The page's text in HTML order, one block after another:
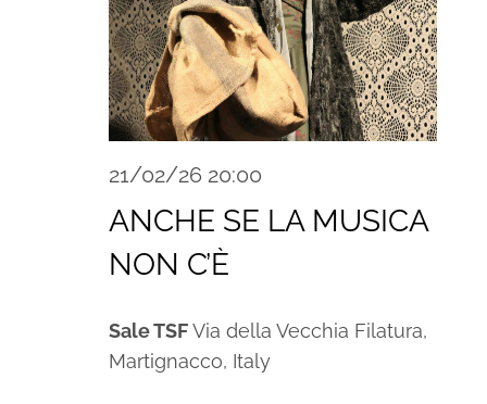
21/02/26 20:00
ANCHE SE LA MUSICA
NON C’È
Sale TSFVia della Vecchia Filatura,
Martignacco, Italy